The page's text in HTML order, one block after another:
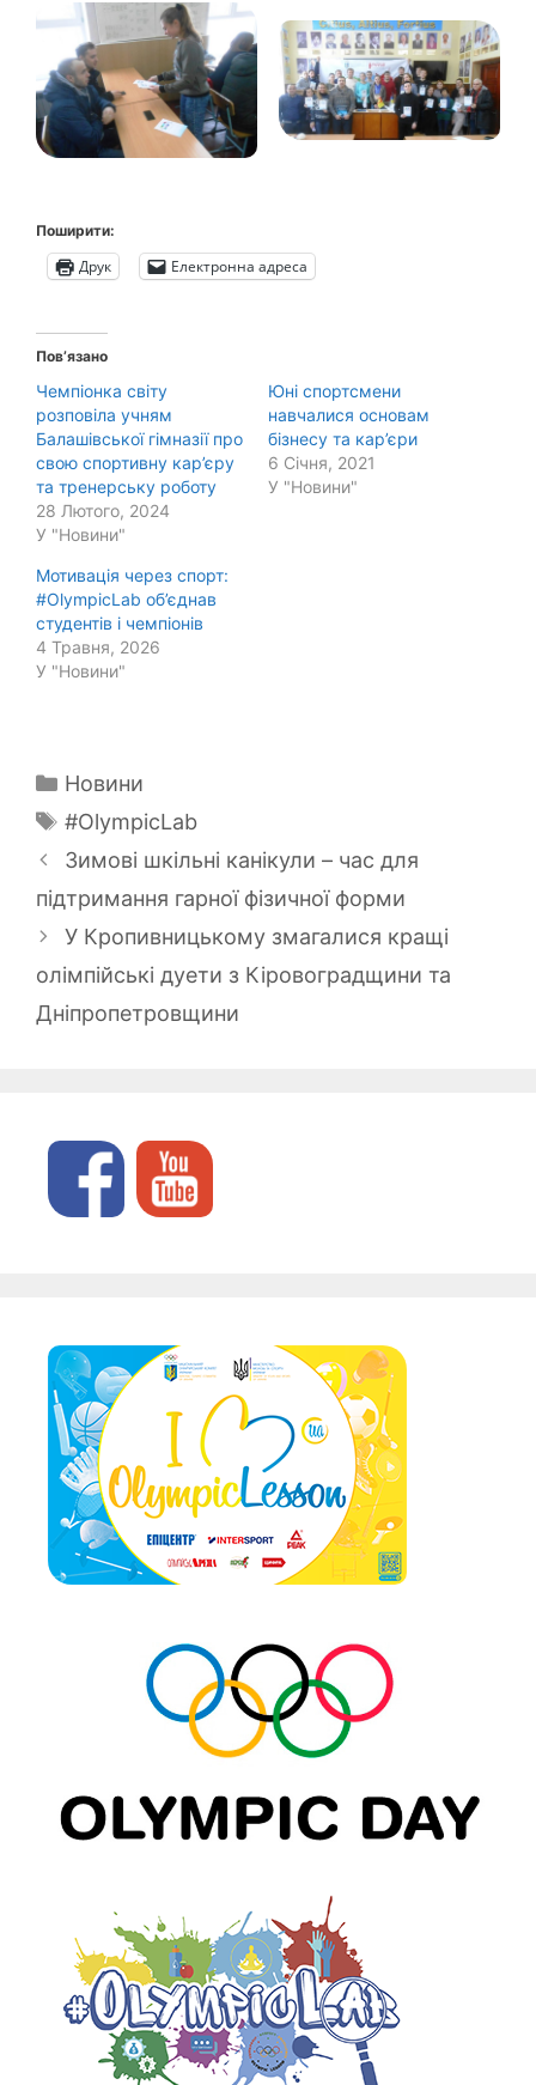
Поширити:
Друк Електронна адреса
Пов’язано
Чемпіонка світу
розповіла учням
Балашівської гімназії про
свою спортивну кар’єру
та тренерську роботу
28 Лютого, 2024
У "Новини"
Юні спортсмени
навчалися основам
бізнесу та кар’єри
6 Січня, 2021
У "Новини"
Мотивація через спорт:
#OlympicLab об’єднав
студентів і чемпіонів
4 Травня, 2026
У "Новини"
Категорії
Новини
Позначки
#OlympicLab
Зимові шкільні канікули – час для
підтримання гарної фізичної форми
У Кропивницькому змагалися кращі
олімпійські дуети з Кіровоградщини та
Дніпропетровщини